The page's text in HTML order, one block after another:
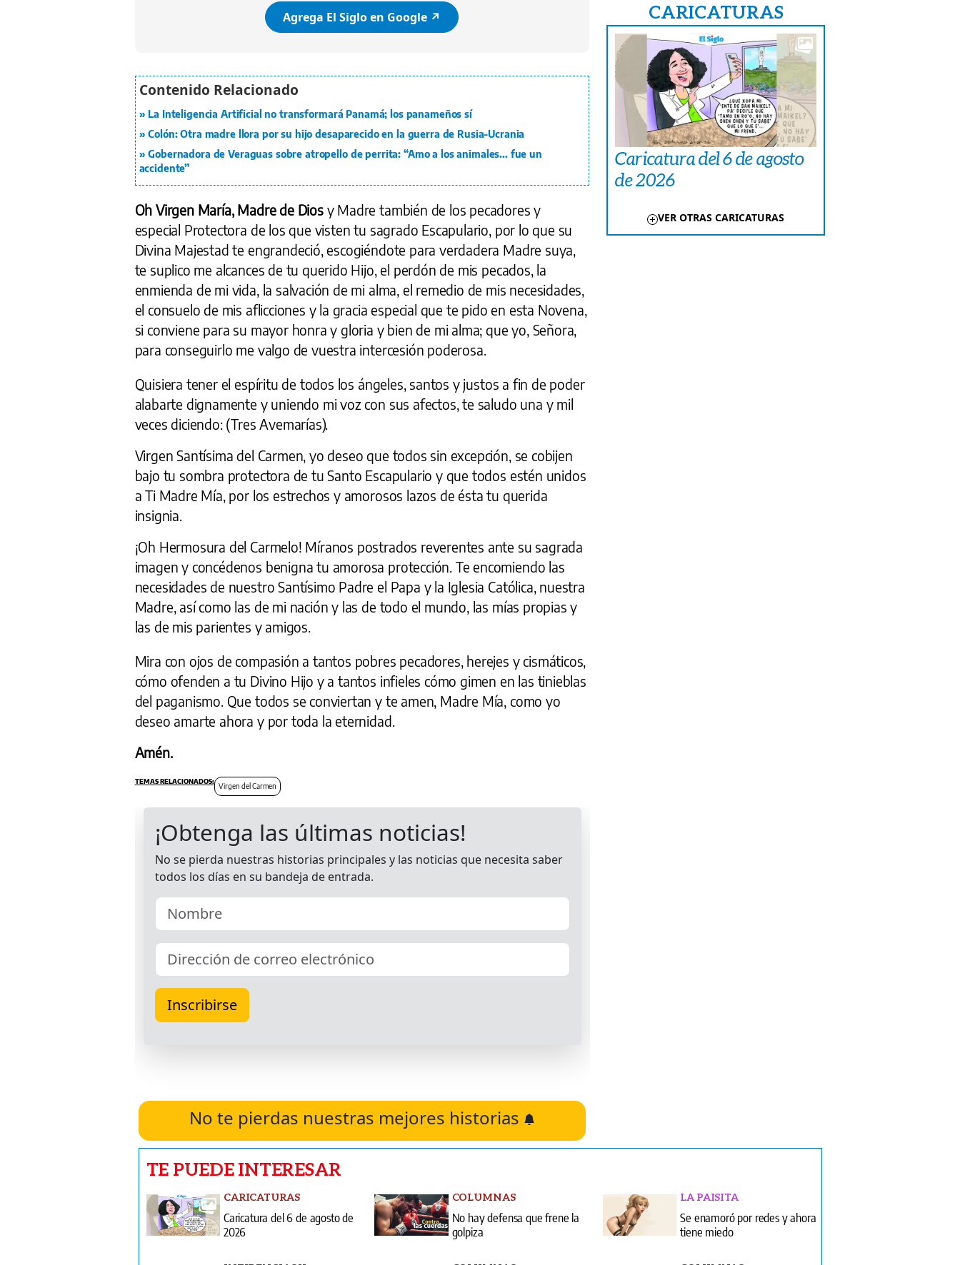
Agrega El Siglo en Google ↗️
La Inteligencia Artificial no transformará Panamá; los panameños sí
Colón: Otra madre llora por su hijo desaparecido en la guerra de Rusia-Ucrania
Gobernadora de Veraguas sobre atropello de perrita: “Amo a los animales... fue un
accidente”
Oh Virgen María, Madre de Diosy Madre también de los pecadores y
especial Protectora de los que visten tu sagrado Escapulario, por lo que su
Divina Majestad te engrandeció, escogiéndote para verdadera Madre suya,
te suplico me alcances de tu querido Hijo, el perdón de mis pecados, la
enmienda de mi vida, la salvación de mi alma, el remedio de mis necesidades,
el consuelo de mis aflicciones y la gracia especial que te pido en esta Novena,
si conviene para su mayor honra y gloria y bien de mi alma; que yo, Señora,
para conseguirlo me valgo de vuestra intercesión poderosa.
Quisiera tener el espíritu de todos los ángeles, santos y justos a fin de poder
alabarte dignamente y uniendo mi voz con sus afectos, te saludo una y mil
veces diciendo: (Tres Avemarías).
Virgen Santísima del Carmen, yo deseo que todos sin excepción, se cobijen
bajo tu sombra protectora de tu Santo Escapulario y que todos estén unidos
a Ti Madre Mía, por los estrechos y amorosos lazos de ésta tu querida
insignia.
¡Oh Hermosura del Carmelo! Míranos postrados reverentes ante su sagrada
imagen y concédenos benigna tu amorosa protección. Te encomiendo las
necesidades de nuestro Santísimo Padre el Papa y la Iglesia Católica, nuestra
Madre, así como las de mi nación y las de todo el mundo, las mías propias y
las de mis parientes y amigos.
Mira con ojos de compasión a tantos pobres pecadores, herejes y cismáticos,
cómo ofenden a tu Divino Hijo y a tantos infieles cómo gimen en las tinieblas
del paganismo. Que todos se conviertan y te amen, Madre Mía, como yo
deseo amarte ahora y por toda la eternidad.
Amén.
Virgen del Carmen
No te pierdas nuestras mejores historias
CARICATURAS
Caricatura del 6 de agosto
de 2026
VER OTRAS CARICATURAS
TE PUEDE INTERESAR
CARICATURAS
Caricatura del 6 de agosto de
2026
COLUMNAS
No hay defensa que frene la
golpiza
LA PAISITA
Se enamoró por redes y ahora
tiene miedo